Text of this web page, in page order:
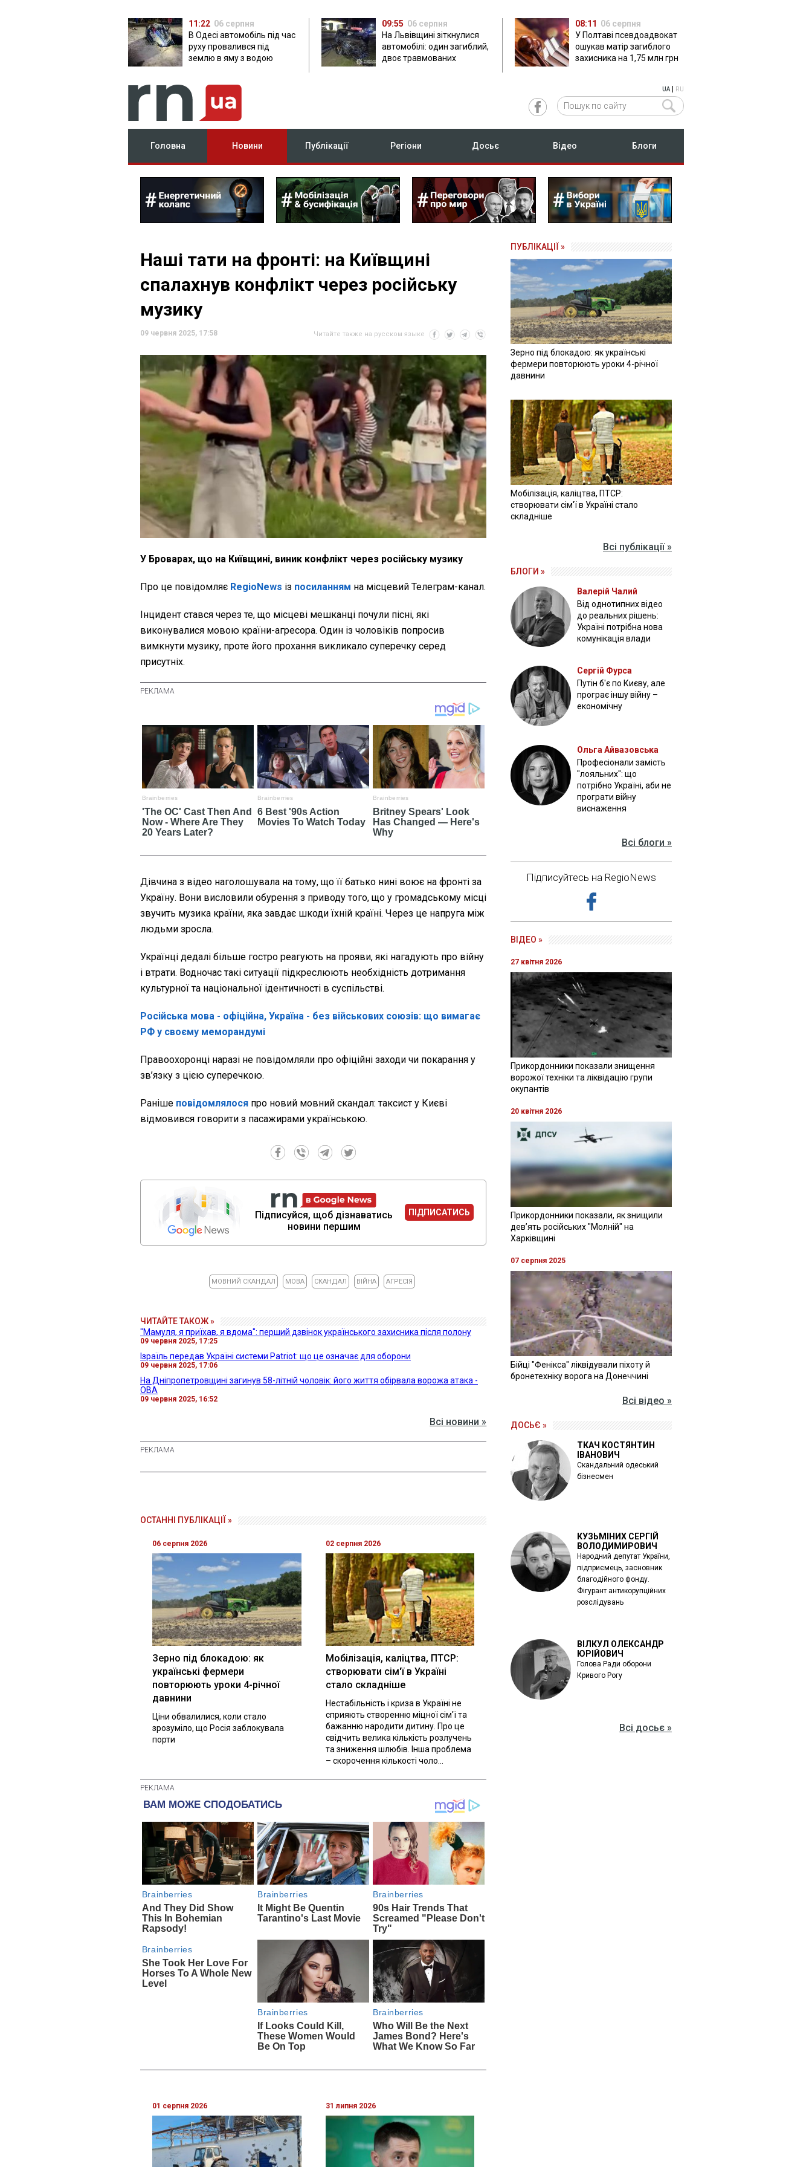
11:22 06 серпня
В Одесі автомобіль під час
руху провалився під
землю в яму з водою
09:55 06 серпня
На Львівщині зіткнулися
автомобілі: один загиблий,
двоє травмованих
08:11 06 серпня
У Полтаві псевдоадвокат
ошукав матір загиблого
захисника на 1,75 млн грн
UA| RU
Головна Новини Публікації Регіони Досьє Відео Блоги
Наші тати на фронті: на Київщині
спалахнув конфлікт через російську
музику
09 червня 2025, 17:58 Читайте также на русском языке
У Броварах, що на Київщині, виник конфлікт через російську музику
Про це повідомляє RegioNews із посиланням на місцевий Телеграм-канал.
Інцидент стався через те, що місцеві мешканці почули пісні, які
виконувалися мовою країни-агресора. Один із чоловіків попросив
вимкнути музику, проте його прохання викликало суперечку серед
присутніх.
Дівчина з відео наголошувала на тому, що її батько нині воює на фронті за
Україну. Вони висловили обурення з приводу того, що у громадському місці
звучить музика країни, яка завдає шкоди їхній країні. Через це напруга між
людьми зросла.
Українці дедалі більше гостро реагують на прояви, які нагадують про війну
і втрати. Водночас такі ситуації підкреслюють необхідність дотримання
культурної та національної ідентичності в суспільстві.
Російська мова - офіційна, Україна - без військових союзів: що вимагає
РФ у своєму меморандумі
Правоохоронці наразі не повідомляли про офіційні заходи чи покарання у
зв’язку з цією суперечкою.
Раніше повідомлялося про новий мовний скандал: таксист у Києві
відмовився говорити з пасажирами українською.
Підписуйся, щоб дізнаватись
новини першим
ПІДПИСАТИСЬ
МОВНИЙ СКАНДАЛ МОВА СКАНДАЛ ВІЙНА АГРЕСІЯ
ЧИТАЙТЕ ТАКОЖ »
"Мамуля, я приїхав, я вдома": перший дзвінок українського захисника після полону
09 червня 2025, 17:25
Ізраїль передав Україні системи Patriot: що це означає для оборони
09 червня 2025, 17:06
На Дніпропетровщині загинув 58-літній чоловік: його життя обірвала ворожа атака -
ОВА
09 червня 2025, 16:52
Всі новини »
ОСТАННІ ПУБЛІКАЦІЇ »
06 серпня 2026
Зерно під блокадою: як
українські фермери
повторюють уроки 4-річної
давнини
Ціни обвалилися, коли стало
зрозуміло, що Росія заблокувала
порти
02 серпня 2026
Мобілізація, каліцтва, ПТСР:
створювати сім'ї в Україні
стало складніше
Нестабільність і криза в Україні не
сприяють створенню міцної сім'ї та
бажанню народити дитину. Про це
свідчить велика кількість розлучень
та зниження шлюбів. Інша проблема
– скорочення кількості чоло...
01 серпня 2026 31 липня 2026
ПУБЛІКАЦІЇ »
Зерно під блокадою: як українські
фермери повторюють уроки 4-річної
давнини
Мобілізація, каліцтва, ПТСР:
створювати сім'ї в Україні стало
складніше
Всі публікації »
БЛОГИ »
Валерій Чалий
Від однотипних відео
до реальних рішень:
Україні потрібна нова
комунікація влади
Сергій Фурса
Путін б'є по Києву, але
програє іншу війну –
економічну
Ольга Айвазовська
Професіонали замість
"лояльних": що
потрібно Україні, аби не
програти війну
виснаження
Всі блоги »
Підписуйтесь на RegioNews
ВІДЕО »
27 квітня 2026
Прикордонники показали знищення
ворожої техніки та ліквідацію групи
окупантів
20 квітня 2026
Прикордонники показали, як знищили
девʼять російських "Молній" на
Харківщині
07 серпня 2025
Бійці "Фенікса" ліквідували піхоту й
бронетехніку ворога на Донеччині
Всі відео »
ДОСЬЄ »
ТКАЧ КОСТЯНТИН
ІВАНОВИЧ
Скандальний одеський
бізнесмен
КУЗЬМІНИХ СЕРГІЙ
ВОЛОДИМИРОВИЧ
Народний депутат України,
підприємець, засновник
благодійного фонду.
Фігурант антикорупційних
розслідувань
ВІЛКУЛ ОЛЕКСАНДР
ЮРІЙОВИЧ
Голова Ради оборони
Кривого Рогу
Всі досьє »